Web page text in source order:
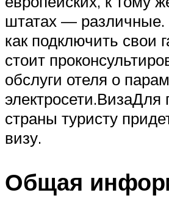
штатах — различные.
как подключить свои
стоит
обслуги отеля о
страны туристу
визу.
Общая